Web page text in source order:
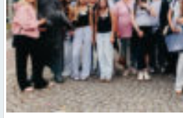
Trešais jauniešu apmaiņas